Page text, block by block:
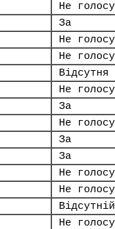
Не
За
Не
Не
Відсутня
Не
За
Не
За
За
Не
Не
Відсутній
Не